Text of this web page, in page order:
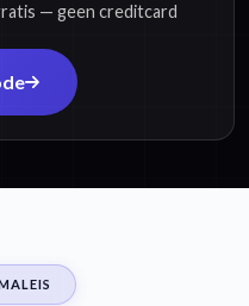
— geen creditcard